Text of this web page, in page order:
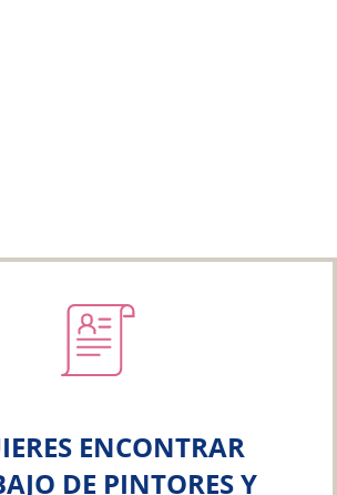
ENCONTRAR
DE PINTORES Y